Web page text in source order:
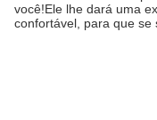
você!Ele lhe dará uma
confortável, para que se